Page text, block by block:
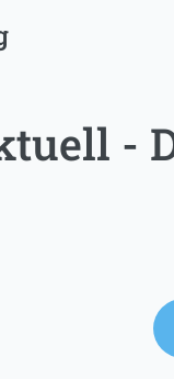
-